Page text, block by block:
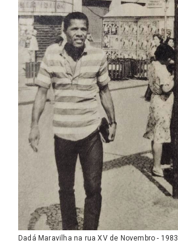
Dadá Maravilha na rua XV de Novembro - 1983